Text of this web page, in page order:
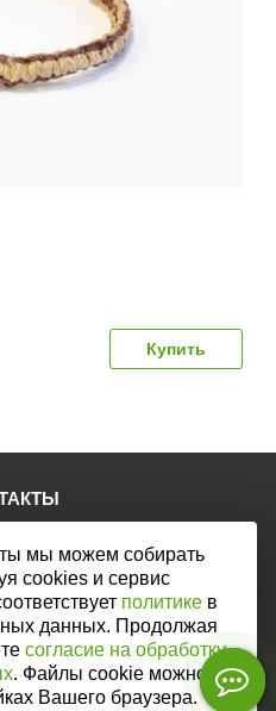
мы можем собирать
cookies и сервис
политикев
данных. Продолжая
согласие на обработку
. Файлы cookie можно
Вашего браузера.